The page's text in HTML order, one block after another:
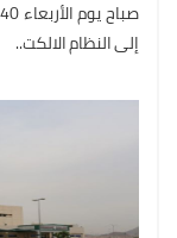
إلى النظام الالكت..